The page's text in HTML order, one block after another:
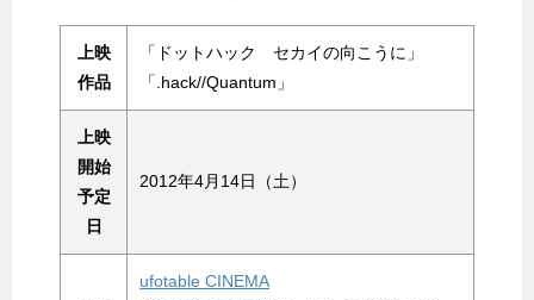
上映
作品
「ドットハック セカイの向こうに」
「.hack//Quantum」
上映
開始
予定
日
2012年4月14日（土）
ufotable CINEMA